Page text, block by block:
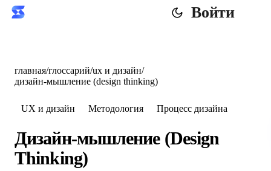
Войти
главная/глоссарий/ux и дизайн/
дизайн-мышление (design thinking)
UX и дизайн Методология Процесс дизайна
Дизайн-мышление (Design
Thinking)